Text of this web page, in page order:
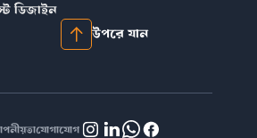
ডিজাইন
উপরে যান
যোগাযোগ